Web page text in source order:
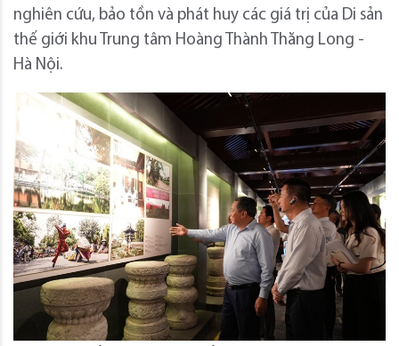
nghiên cứu, bảo tồn và phát huy các giá trị của Di sản
thế giới khu Trung tâm Hoàng Thành Thăng Long -
Hà Nội.